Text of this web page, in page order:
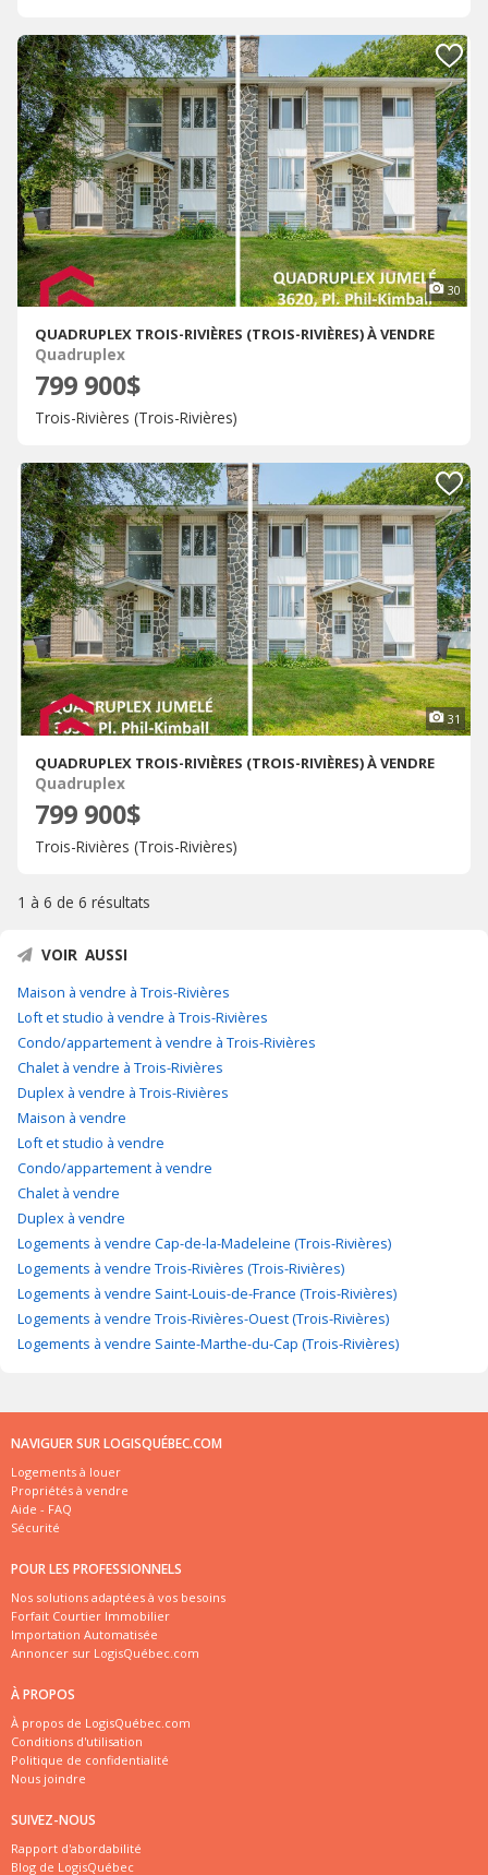
30
QUADRUPLEX TROIS-RIVIÈRES (TROIS-RIVIÈRES) À VENDRE
Quadruplex
799 900$
Trois-Rivières (Trois-Rivières)
31
QUADRUPLEX TROIS-RIVIÈRES (TROIS-RIVIÈRES) À VENDRE
Quadruplex
799 900$
Trois-Rivières (Trois-Rivières)
1 à 6 de 6 résultats
VOIR AUSSI
Maison à vendre à Trois-Rivières
Loft et studio à vendre à Trois-Rivières
Condo/appartement à vendre à Trois-Rivières
Chalet à vendre à Trois-Rivières
Duplex à vendre à Trois-Rivières
Maison à vendre
Loft et studio à vendre
Condo/appartement à vendre
Chalet à vendre
Duplex à vendre
Logements à vendre Cap-de-la-Madeleine (Trois-Rivières)
Logements à vendre Trois-Rivières (Trois-Rivières)
Logements à vendre Saint-Louis-de-France (Trois-Rivières)
Logements à vendre Trois-Rivières-Ouest (Trois-Rivières)
Logements à vendre Sainte-Marthe-du-Cap (Trois-Rivières)
NAVIGUER SUR LOGISQUÉBEC.COM
Logements à louer
Propriétés à vendre
Aide - FAQ
Sécurité
POUR LES PROFESSIONNELS
Nos solutions adaptées à vos besoins
Forfait Courtier Immobilier
Importation Automatisée
Annoncer sur LogisQuébec.com
À PROPOS
À propos de LogisQuébec.com
Conditions d'utilisation
Politique de confidentialité
Nous joindre
SUIVEZ-NOUS
Rapport d'abordabilité
Blog de LogisQuébec